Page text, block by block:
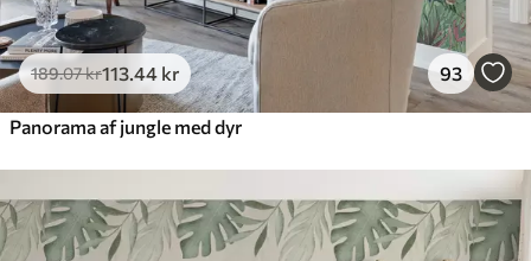
189.07kr113 .44 kr 93
Panorama af jungle med dyr